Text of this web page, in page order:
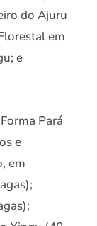
do Ajuru
em
e
Pará
e
em